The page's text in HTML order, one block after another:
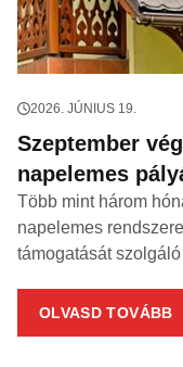
2026. JÚNIUS 19.
Szeptember
napelemes
Több mint három
napelemes
támogatását
OLVASD TOVÁBB